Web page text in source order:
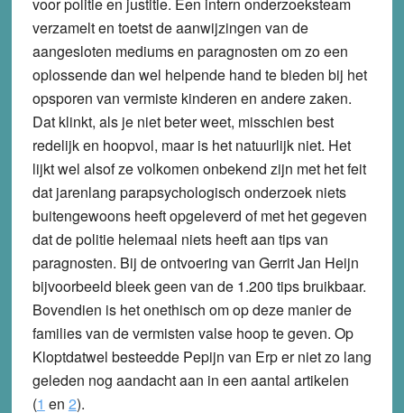
verzamelt en toetst de aanwijzingen van de
aangesloten mediums en paragnosten om zo een
oplossende dan wel helpende hand te bieden bij het
opsporen van vermiste kinderen en andere zaken.
Dat klinkt, als je niet beter weet, misschien best
redelijk en hoopvol, maar is het natuurlijk niet. Het
lijkt wel alsof ze volkomen onbekend zijn met het feit
dat jarenlang parapsychologisch onderzoek niets
buitengewoons heeft opgeleverd of met het gegeven
dat de politie helemaal niets heeft aan tips van
paragnosten. Bij de ontvoering van Gerrit Jan Heijn
bijvoorbeeld bleek geen van de 1.200 tips bruikbaar.
Bovendien is het onethisch om op deze manier de
families van de vermisten valse hoop te geven. Op
Kloptdatwel besteedde Pepijn van Erp er niet zo lang
geleden nog aandacht aan in een aantal artikelen
(1 en 2).